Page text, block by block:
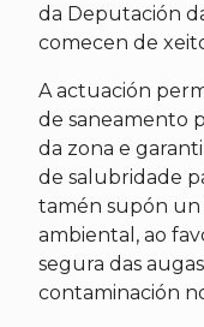
da Deputación
comecen de
A actuación
de saneamento
da zona e
de salubridade
tamén supón un
ambiental, ao
segura das
contaminación